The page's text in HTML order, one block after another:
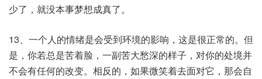
少了，就没本事梦想成真了。
13、一个人的情绪是会受到环境的影响，这是很正常的。但
是，你若总是苦着脸，一副苦大愁深的样子，对你的处境并
不会有任何的改变。相反的，如果微笑着去面对它，那会自